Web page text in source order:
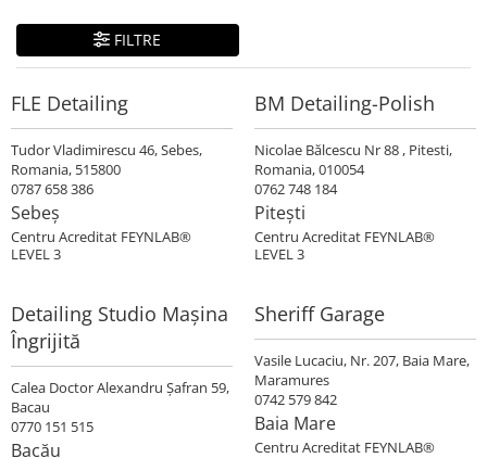
FILTRE
FLE Detailing
Tudor Vladimirescu 46, Sebes,
Romania, 515800
0787 658 386
Sebeș
Centru Acreditat FEYNLAB®
LEVEL 3
BM Detailing-Polish
Nicolae Bălcescu Nr 88 , Pitesti,
Romania, 010054
0762 748 184
Pitești
Centru Acreditat FEYNLAB®
LEVEL 3
Detailing Studio Mașina
Îngrijită
Calea Doctor Alexandru Șafran 59,
Bacau
0770 151 515
Bacău
Sheriff Garage
Vasile Lucaciu, Nr. 207, Baia Mare,
Maramures
0742 579 842
Baia Mare
Centru Acreditat FEYNLAB®